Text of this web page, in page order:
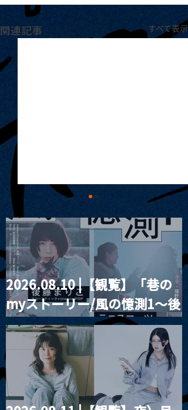
関連記事 すべて表示
MoonRomantic
Channel1周年記念Live
2026.08.10 |【観覧】「巷の
myストーリー/風の憶測1～後
藤まりこアコースティック
violence POPとテニスコー
ツ」